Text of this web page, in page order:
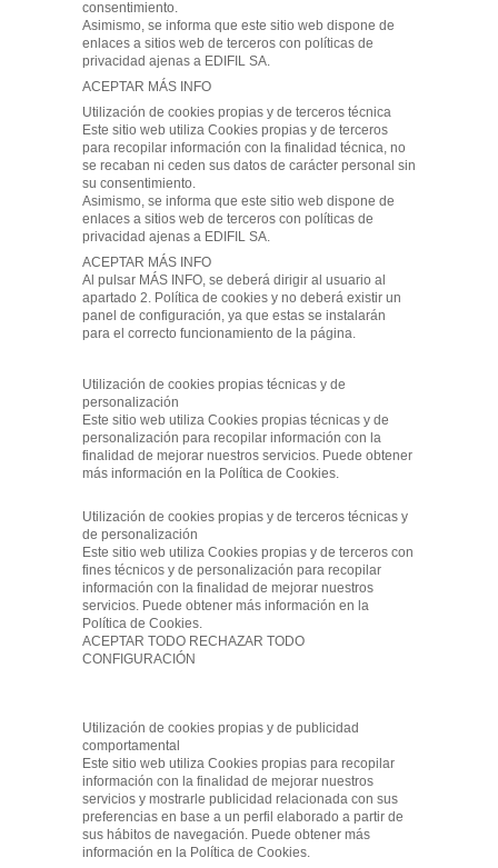
consentimiento.
Asimismo, se informa que este sitio web dispone de
enlaces a sitios web de terceros con políticas de
privacidad ajenas a EDIFIL SA.
ACEPTAR MÁS INFO
Utilización de cookies propias y de terceros técnica
Este sitio web utiliza Cookies propias y de terceros
para recopilar información con la finalidad técnica, no
se recaban ni ceden sus datos de carácter personal sin
su consentimiento.
Asimismo, se informa que este sitio web dispone de
enlaces a sitios web de terceros con políticas de
privacidad ajenas a EDIFIL SA.
ACEPTAR MÁS INFO
Al pulsar MÁS INFO, se deberá dirigir al usuario al
apartado 2. Política de cookies y no deberá existir un
panel de configuración, ya que estas se instalarán
para el correcto funcionamiento de la página.
Utilización de cookies propias técnicas y de
personalización
Este sitio web utiliza Cookies propias técnicas y de
personalización para recopilar información con la
finalidad de mejorar nuestros servicios. Puede obtener
más información en la Política de Cookies.
Utilización de cookies propias y de terceros técnicas y
de personalización
Este sitio web utiliza Cookies propias y de terceros con
fines técnicos y de personalización para recopilar
información con la finalidad de mejorar nuestros
servicios. Puede obtener más información en la
Política de Cookies.
ACEPTAR TODO RECHAZAR TODO
CONFIGURACIÓN
Utilización de cookies propias y de publicidad
comportamental
Este sitio web utiliza Cookies propias para recopilar
información con la finalidad de mejorar nuestros
servicios y mostrarle publicidad relacionada con sus
preferencias en base a un perfil elaborado a partir de
sus hábitos de navegación. Puede obtener más
información en la Política de Cookies.